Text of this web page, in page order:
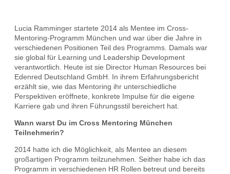
Lucia Ramminger startete 2014 als Mentee im Cross-
Mentoring-Programm München und war über die Jahre in
verschiedenen Positionen Teil des Programms. Damals war
sie global für Learning und Leadership Development
verantwortlich. Heute ist sie Director Human Resources bei
Edenred Deutschland GmbH. In ihrem Erfahrungsbericht
erzählt sie, wie das Mentoring ihr unterschiedliche
Perspektiven eröffnete, konkrete Impulse für die eigene
Karriere gab und ihren Führungsstil bereichert hat.
Wann warst Du im Cross Mentoring München
Teilnehmerin?
2014 hatte ich die Möglichkeit, als Mentee an diesem
großartigen Programm teilzunehmen. Seither habe ich das
Programm in verschiedenen HR Rollen betreut und bereits